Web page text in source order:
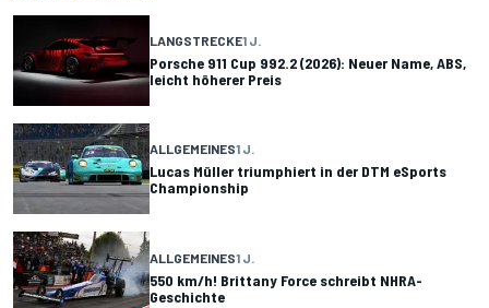
LANGSTRECKE1 J.
Porsche 911 Cup 992.2 (2026): Neuer Name, ABS,
leicht höherer Preis
ALLGEMEINES1 J.
Lucas Müller triumphiert in der DTM eSports
Championship
ALLGEMEINES1 J.
550 km/h! Brittany Force schreibt NHRA-
Geschichte